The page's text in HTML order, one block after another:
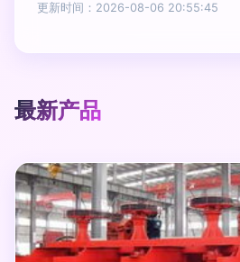
更新时间：2026-08-06 20:55:45
最新产品